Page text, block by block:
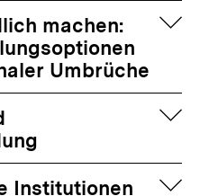
machen:
Umbrüche
Institutionen